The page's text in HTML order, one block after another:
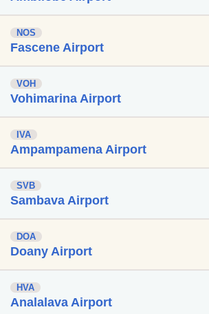
NOS
Fascene Airport
VOH
Vohimarina Airport
IVA
Ampampamena Airport
SVB
Sambava Airport
DOA
Doany Airport
HVA
Analalava Airport